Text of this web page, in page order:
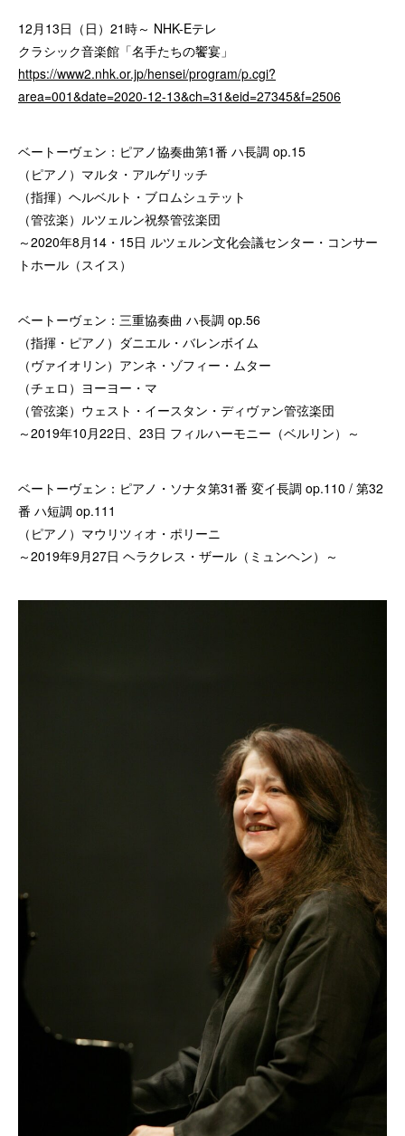
12月13日（日）21時～ NHK-Eテレ
クラシック音楽館「名手たちの饗宴」
https://www2.nhk.or.jp/hensei/program/p.cgi?
area=001&date=2020-12-13&ch=31&eid=27345&f=2506
ベートーヴェン：ピアノ協奏曲第1番 ハ長調 op.15
（ピアノ）マルタ・アルゲリッチ
（指揮）ヘルベルト・ブロムシュテット
（管弦楽）ルツェルン祝祭管弦楽団
～2020年8月14・15日 ルツェルン文化会議センター・コンサー
トホール（スイス）
ベートーヴェン：三重協奏曲 ハ長調 op.56
（指揮・ピアノ）ダニエル・バレンボイム
（ヴァイオリン）アンネ・ゾフィー・ムター
（チェロ）ヨーヨー・マ
（管弦楽）ウェスト・イースタン・ディヴァン管弦楽団
～2019年10月22日、23日 フィルハーモニー（ベルリン）～
ベートーヴェン：ピアノ・ソナタ第31番 変イ長調 op.110 / 第32
番 ハ短調 op.111
（ピアノ）マウリツィオ・ポリーニ
～2019年9月27日 ヘラクレス・ザール（ミュンヘン）～